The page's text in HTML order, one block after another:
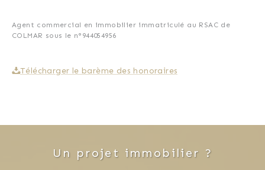
Agent commercial en immobilier immatriculé au RSAC de
COLMAR sous le n°944054956
Télécharger le barème des honoraires
Un projet immobilier ?